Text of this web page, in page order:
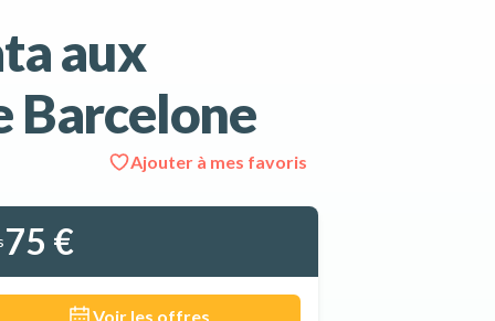
aux
Barcelone
Ajouter à mes favoris
Voir les 6 photos
75 €
Voir les offres